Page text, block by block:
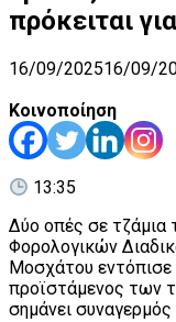
πρόκειται
16/09/202516/09/
Κοινοποίηση
13:35
Δύο οπές σε τζάμια
Φορολογικών
Μοσχάτου
προϊστάμενος των
σημάνει συναγερμός